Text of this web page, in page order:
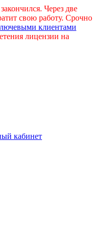
Через две
свою работу. Срочно
клиентами
лицензии на
кабинет